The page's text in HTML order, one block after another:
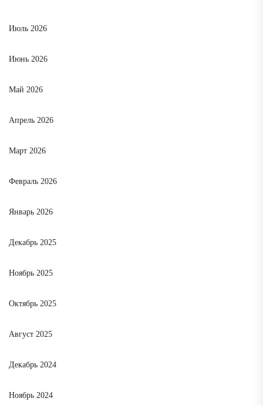
Июль 2026
Июнь 2026
Май 2026
Апрель 2026
Март 2026
Февраль 2026
Январь 2026
Декабрь 2025
Ноябрь 2025
Октябрь 2025
Август 2025
Декабрь 2024
Ноябрь 2024